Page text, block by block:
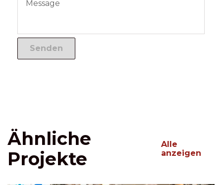
Ähnliche
Projekte
Alle
anzeigen